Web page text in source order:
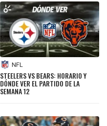
NFL
STEELERS VS BEARS: HORARIO Y
DÓNDE VER EL PARTIDO DE LA
SEMANA 12